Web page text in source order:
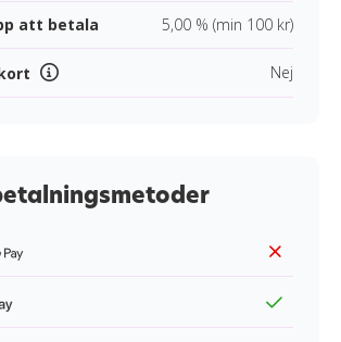
att betala 5,00 % (min 100 kr)
Nej